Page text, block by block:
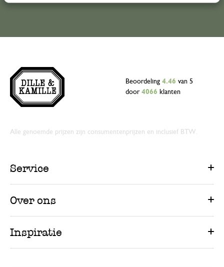
Beoordeling 4.46 van 5
door 4066 klanten
Alle genoemde prijzen zijn consumentenprijzen en inclusief BTW.
Service
Over ons
Inspiratie